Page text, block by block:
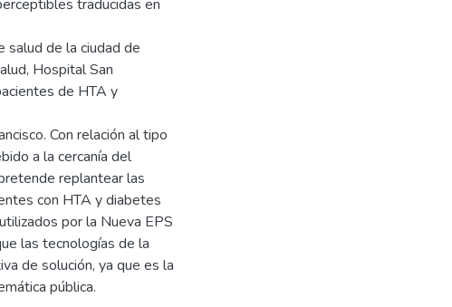
traducidas en
salud de la ciudad de
Hospital San
de HTA y
Con relación al tipo
a la cercanía del
replantear las
con HTA y diabetes
por la Nueva EPS
las tecnologías de la
de solución, ya que es la
pública.